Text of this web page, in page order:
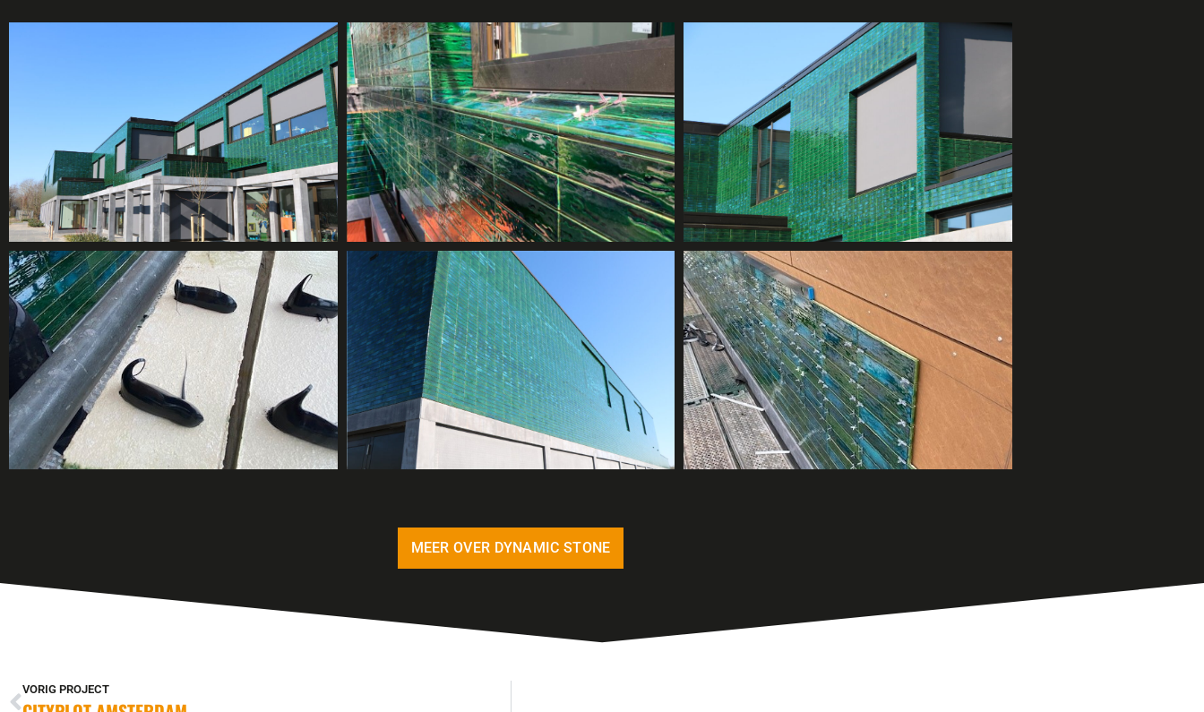
MEER OVER DYNAMIC STONE
VORIG PROJECT